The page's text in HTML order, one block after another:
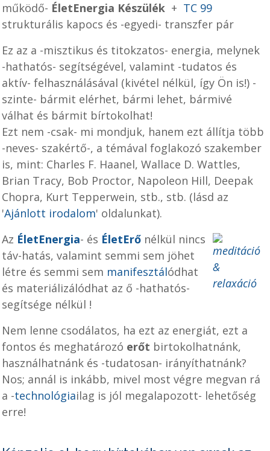
működő- ÉletEnergia Készülék + TC 99
strukturális kapocs és -egyedi- transzfer pár
Ez az a -misztikus és titokzatos- energia, melynek
-hathatós- segítségével, valamint -tudatos és
aktív- felhasználásával (kivétel nélkül, így Ön is!) -
szinte- bármit elérhet, bármi lehet, bármivé
válhat és bármit bírtokolhat!
Ezt nem -csak- mi mondjuk, hanem ezt állítja több
-neves- szakértő-, a témával foglakozó szakember
is, mint: Charles F. Haanel, Wallace D. Wattles,
Brian Tracy, Bob Proctor, Napoleon Hill, Deepak
Chopra, Kurt Tepperwein, stb., stb. (lásd az
'Ajánlott irodalom' oldalunkat).
Az ÉletEnergia- és ÉletErő nélkül nincs
táv-hatás, valamint semmi sem jöhet
létre és semmi sem manifesztálódhat
és materiálizálódhat az ő -hathatós-
segítsége nélkül !
Nem lenne csodálatos, ha ezt az energiát, ezt a
fontos és meghatározó erőt birtokolhatnánk,
használhatnánk és -tudatosan- irányíthatnánk?
Nos; annál is inkább, mivel most végre megvan rá
a -technológiailag is jól megalapozott- lehetőség
erre!